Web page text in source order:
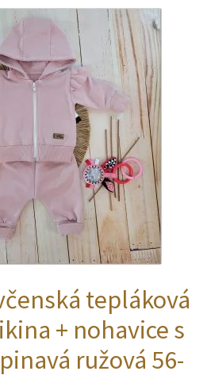
Možnosti
si
môžete
vybrať
na
stránke
produktu.
tepláková
+ nohavice s
ružová 56-